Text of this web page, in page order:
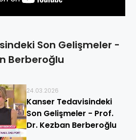
Son Gelişmeler -
Berberoğlu
24.03.2026
Kanser Tedavisindeki
Son Gelişmeler - Prof.
Dr. Kezban Berberoğlu